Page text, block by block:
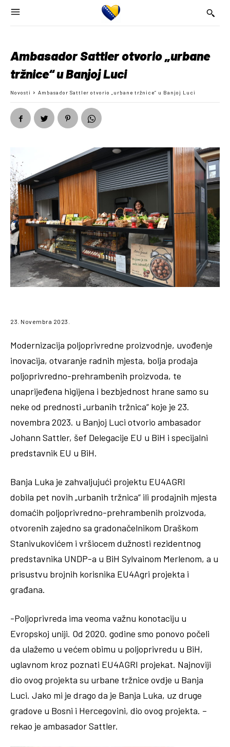
Ambasador Sattler otvorio „urbane
tržnice“ u Banjoj Luci
Novosti Ambasador Sattler otvorio „urbane tržnice“ u Banjoj Luci
23. Novembra 2023.
Modernizacija poljoprivredne proizvodnje, uvođenje
inovacija, otvaranje radnih mjesta, bolja prodaja
poljoprivredno-prehrambenih proizvoda, te
unaprijeđena higijena i bezbjednost hrane samo su
neke od prednosti „urbanih tržnica“ koje je 23.
novembra 2023. u Banjoj Luci otvorio ambasador
Johann Sattler, šef Delegacije EU u BiH i specijalni
predstavnik EU u BiH.
Banja Luka je zahvaljujući projektu EU4AGRI
dobila pet novih „urbanih tržnica“ ili prodajnih mjesta
domaćih poljoprivredno-prehrambenih proizvoda,
otvorenih zajedno sa gradonačelnikom Draškom
Stanivukovićem i vršiocem dužnosti rezidentnog
predstavnika UNDP-a u BiH Sylvainom Merlenom, a u
prisustvu brojnih korisnika EU4Agri projekta i
građana.
-Poljoprivreda ima veoma važnu konotaciju u
Evropskoj uniji. Od 2020. godine smo ponovo počeli
da ulažemo u većem obimu u poljoprivredu u BiH,
uglavnom kroz poznati EU4AGRI projekat. Najnoviji
dio ovog projekta su urbane tržnice ovdje u Banja
Luci. Jako mi je drago da je Banja Luka, uz druge
gradove u Bosni i Hercegovini, dio ovog projekta. –
rekao je ambasador Sattler.